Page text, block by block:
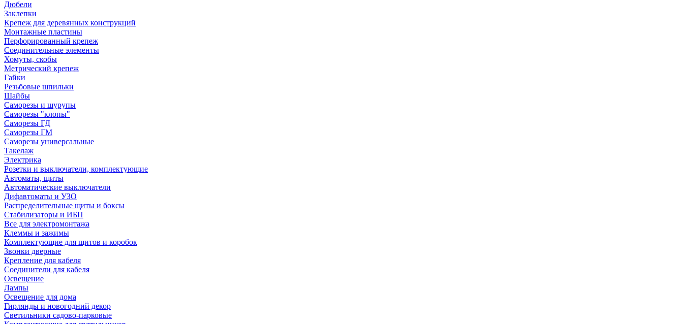
Дюбели
Заклепки
Крепеж для деревянных конструкций
Монтажные пластины
Перфорированный крепеж
Соединительные элементы
Хомуты, скобы
Метрический крепеж
Гайки
Резьбовые шпильки
Шайбы
Саморезы и шурупы
Саморезы "клопы"
Саморезы ГД
Саморезы ГМ
Саморезы универсальные
Такелаж
Электрика
Розетки и выключатели, комплектующие
Автоматы, щиты
Автоматические выключатели
Дифавтоматы и УЗО
Распределительные щиты и боксы
Стабилизаторы и ИБП
Все для электромонтажа
Клеммы и зажимы
Комплектующие для щитов и коробок
Звонки дверные
Крепление для кабеля
Соединители для кабеля
Освещение
Лампы
Освещение для дома
Гирлянды и новогодний декор
Светильники садово-парковые